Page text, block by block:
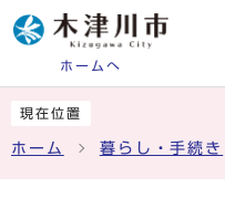
ホームへ
現在位置
ホーム 暮らし・手続き